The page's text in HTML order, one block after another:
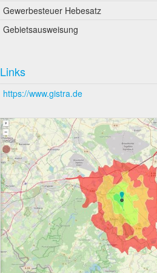
Gewerbesteuer Hebesatz
Gebietsausweisung
Links
https://www.gistra.de